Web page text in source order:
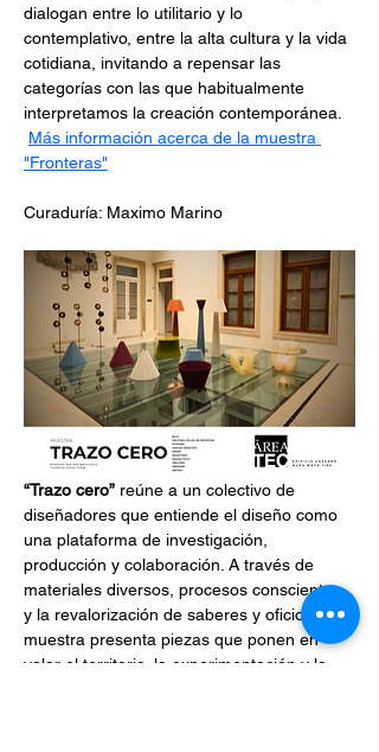
dialogan entre lo utilitario y lo
contemplativo, entre la alta cultura y la vida
cotidiana, invitando a repensar las
categorías con las que habitualmente
interpretamos la creación contemporánea.
Más información acerca de la muestra
"Fronteras"
Curaduría: Maximo Marino
“Trazo cero” reúne a un colectivo de
diseñadores que entiende el diseño como
una plataforma de investigación,
producción y colaboración. A través de
materiales diversos, procesos conscientes
y la revalorización de saberes y oficios, la
muestra presenta piezas que ponen en
valor el territorio, la experimentación y la